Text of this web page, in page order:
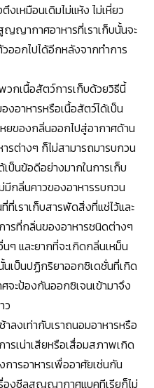
เหมือนเดิมไม่แห้ง ไม่เหี่ยว
ญญากาศอาหารที่เราเก็บนั้นจะ
ออกไปได้อีกหลังจากทำการ
กเนื้อสัตว์การเก็บด้วยวิธีนี้
อาหารหรือเนื้อสัตว์ได้เป็น
ยของกลิ่นออกไปสู่อากาศด้าน
รต่างๆ ก็ไม่สามารถมารบกวน
ป็นข้อดีอย่างมากในการเก็บ
มีกลิ่นคาวของอาหารรบกวน
ที่เราเก็บสารพัดสิ่งที่แช่ไว้และ
ารที่กลิ่นของอาหารชนิดต่างๆ
ๆ และยากที่จะเกิดกลิ่นเหม็น
นเป็นปฏิกริยาออกซิเดชั่นที่เกิด
ะป้องกันออกซิเจนเข้ามาจึง
ว
งเท่ากับเราถนอมอาหารหรือ
รเน่าเสียหรือเสื่อมสภาพเกิด
การอาหารเพื่ออาศัยเช่นกัน
องซีลสูญญากาศแบคทีเรียก็ไม่